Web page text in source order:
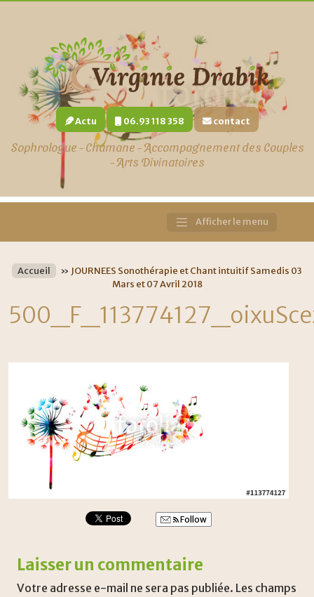
Actu 06.93 118 358 contact
Sophrologue - Chamane - Accompagnement des Couples
- Arts Divinatoires
Navigation
Afficher le menu
Accueil » JOURNEES Sonothérapie et Chant intuitif Samedis 03
Mars et 07 Avril 2018
Follow
Laisser un commentaire
Votre adresse e-mail ne sera pas publiée. Les champs